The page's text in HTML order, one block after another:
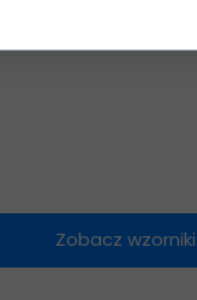
Zobacz wzorniki